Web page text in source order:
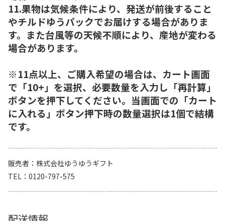
11.果物は気候条件により、発送が前後すること
やチルドゆうパックでお届けする場合がありま
す。また台風等の天候不順により、産地が変わる
場合があります。
※11点以上、ご購入希望の場合は、カート画面
で「10+」を選択、必要数量を入力し「再計算」
ボタンを押下してください。当画面での「カート
に入れる」ボタン押下時の数量選択は1個で結構
です。
販売者
株式会社ゆうゆうギフト
TEL
0120-797-575